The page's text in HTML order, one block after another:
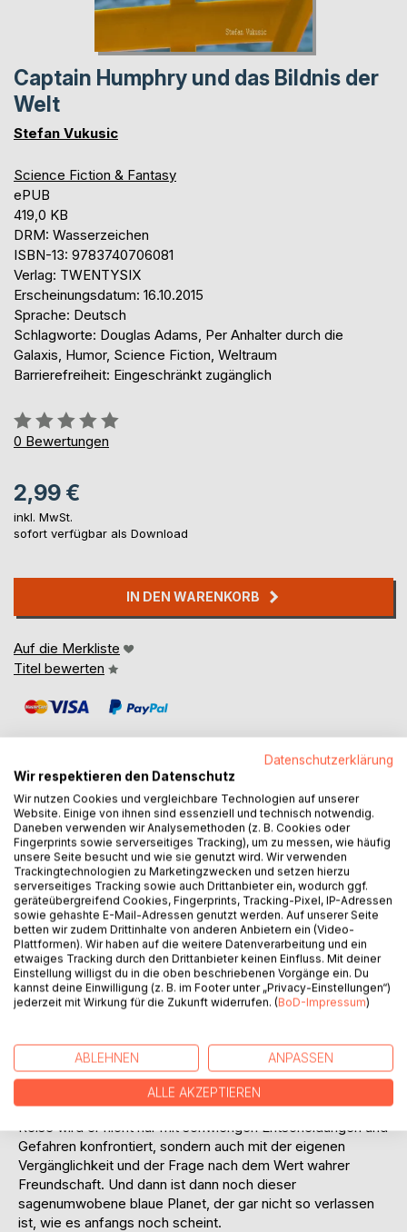
Captain Humphry und das Bildnis der
Welt
Stefan Vukusic
Science Fiction & Fantasy
ePUB
419,0 KB
DRM: Wasserzeichen
ISBN-13: 9783740706081
Verlag: TWENTYSIX
Erscheinungsdatum: 16.10.2015
Sprache: Deutsch
Schlagworte: Douglas Adams, Per Anhalter durch die
Galaxis, Humor, Science Fiction, Weltraum
Barrierefreiheit: Eingeschränkt zugänglich
Bewertung::
0%
0 Bewertungen
2,99 €
inkl. MwSt.
sofort verfügbar als Download
IN DEN WARENKORB
Auf die Merkliste
Titel bewerten
BESCHREIBUNG
In einer undenkbar weit entfernten Welt den dreißigsten
Geburtstag feiern zu müssen, ist auch dort eine
deprimierende Angelegenheit. Spätestens wenn man
feststellt, dass man von der eigenen Mutter eine
altmodische Wanduhr geschenkt kriegt, die Mitbewohnerin
auszieht, ihren renitenten Papagei da lässt - und der beste
Freund spurlos verschwunden ist. Mit einem fremden Hund
an der Leine und einem Papageikäfig unter dem Arm, bricht
Captain Marv Humphry Hals über Kopf auf, um alles wieder
von Bourbon und der Benutzung von gemütlichen
Kommando-Sesseln auf Raumschiffsbrücken ausgestattet,
führt er seine Crew auf der Suche nach Trever Kenthy über
den Rand der ihnen bekannten Welt hinaus. Auf dieser
Reise wird er nicht nur mit schwierigen Entscheidungen und
Gefahren konfrontiert, sondern auch mit der eigenen
Vergänglichkeit und der Frage nach dem Wert wahrer
Freundschaft. Und dann ist dann noch dieser
sagenumwobene blaue Planet, der gar nicht so verlassen
ist, wie es anfangs noch scheint.
Datenschutzerklärung
Wir respektieren den Datenschutz
Wir nutzen Cookies und vergleichbare Technologien auf unserer
Website. Einige von ihnen sind essenziell und technisch notwendig.
Daneben verwenden wir Analysemethoden (z. B. Cookies oder
Fingerprints sowie serverseitiges Tracking), um zu messen, wie häufig
unsere Seite besucht und wie sie genutzt wird. Wir verwenden
Trackingtechnologien zu Marketingzwecken und setzen hierzu
serverseitiges Tracking sowie auch Drittanbieter ein, wodurch ggf.
geräteübergreifend Cookies, Fingerprints, Tracking-Pixel, IP-Adressen
sowie gehashte E-Mail-Adressen genutzt werden. Auf unserer Seite
betten wir zudem Drittinhalte von anderen Anbietern ein (Video-
Plattformen). Wir haben auf die weitere Datenverarbeitung und ein
etwaiges Tracking durch den Drittanbieter keinen Einfluss. Mit deiner
Einstellung willigst du in die oben beschriebenen Vorgänge ein. Du
kannst deine Einwilligung (z. B. im Footer unter „Privacy-Einstellungen“)
jederzeit mit Wirkung für die Zukunft widerrufen. (BoD-Impressum)
ABLEHNEN ANPASSEN
ALLE AKZEPTIEREN